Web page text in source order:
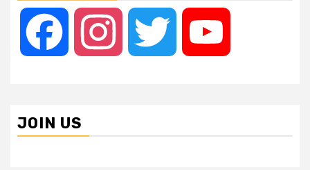
Facebook Instagram Twitter
JOIN US